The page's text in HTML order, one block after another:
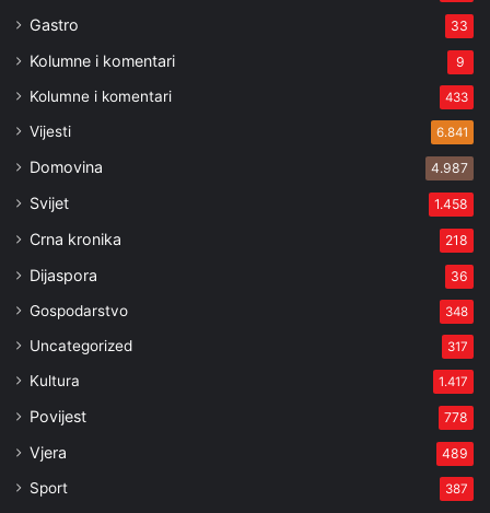
Gastro 33
Kolumne i komentari 9
Kolumne i komentari 433
Vijesti 6.841
Domovina 4.987
Svijet 1.458
Crna kronika 218
Dijaspora 36
Gospodarstvo 348
Uncategorized 317
Kultura 1.417
Povijest 778
Vjera 489
Sport 387